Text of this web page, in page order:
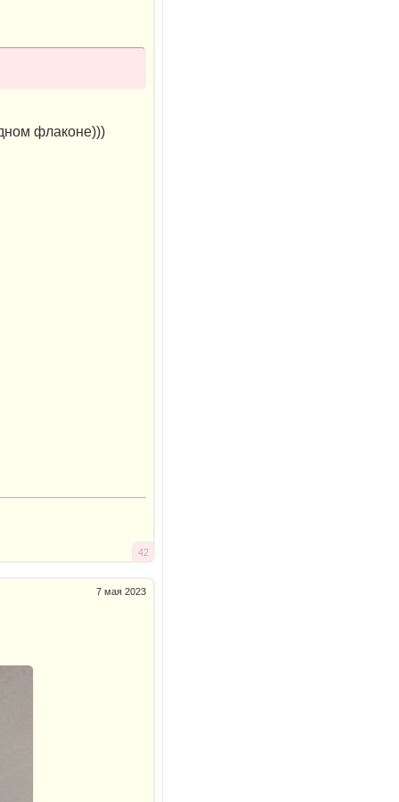
флаконе)))
42
7 мая 2023